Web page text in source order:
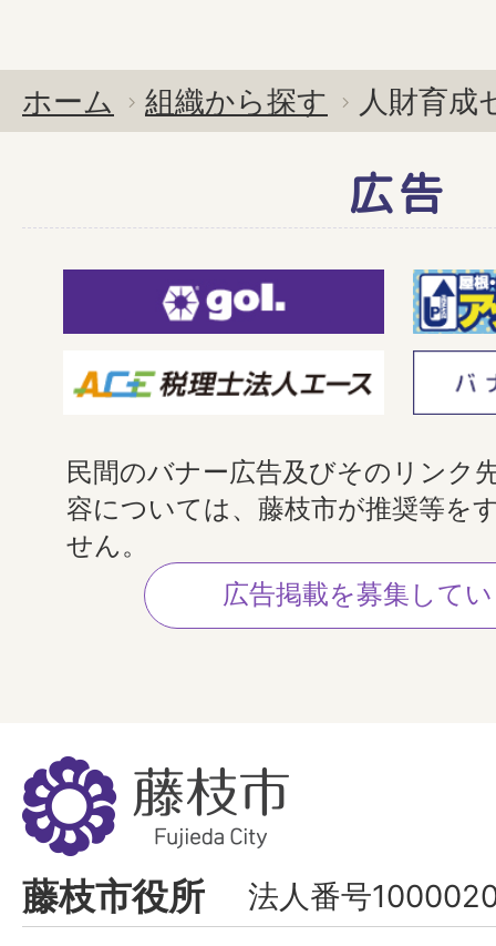
ホーム 組織から探す 人財育成
広告
民間のバナー広告及びそのリンク
容については、藤枝市が推奨等を
せん。
広告掲載を募集して
藤
枝
市
Fujieda
City
藤枝市役所 法人番号